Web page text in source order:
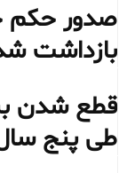
صدور حکم
بازداشت
طی پنج